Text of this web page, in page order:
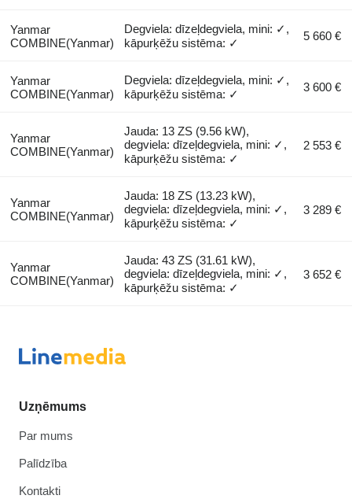
Yanmar
COMBINE(Yanmar)
Degviela: dīzeļdegviela, mini: ✓,
kāpurķēžu sistēma: ✓
5 660 €
Yanmar
COMBINE(Yanmar)
Degviela: dīzeļdegviela, mini: ✓,
kāpurķēžu sistēma: ✓
3 600 €
Yanmar
COMBINE(Yanmar)
Jauda: 13 ZS (9.56 kW),
degviela: dīzeļdegviela, mini: ✓,
kāpurķēžu sistēma: ✓
2 553 €
Yanmar
COMBINE(Yanmar)
Jauda: 18 ZS (13.23 kW),
degviela: dīzeļdegviela, mini: ✓,
kāpurķēžu sistēma: ✓
3 289 €
Yanmar
COMBINE(Yanmar)
Jauda: 43 ZS (31.61 kW),
degviela: dīzeļdegviela, mini: ✓,
kāpurķēžu sistēma: ✓
3 652 €
Uzņēmums
Par mums
Palīdzība
Kontakti